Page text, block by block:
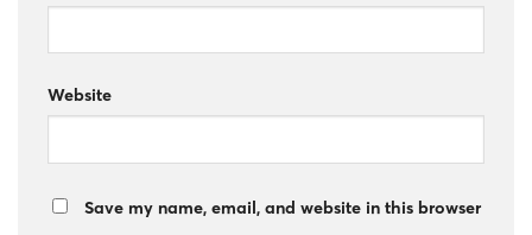
Website
Save my name, email, and website in this browser